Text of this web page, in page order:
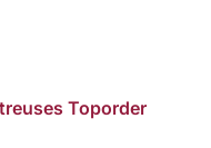
Toporder